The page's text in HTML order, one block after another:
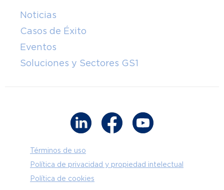
Noticias
Casos de Éxito
Eventos
Soluciones y Sectores GS1
Términos de uso
Política de privacidad y propiedad intelectual
Política de cookies